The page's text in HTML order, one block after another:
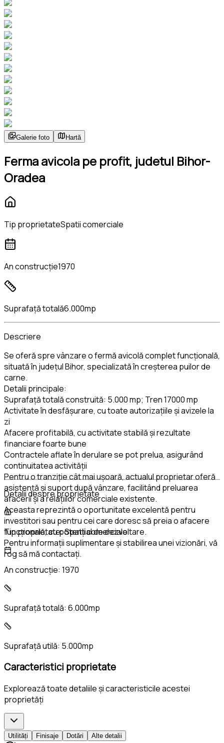
Galerie foto Hartă
Ferma avicola pe profit, judetul Bihor-
Oradea
Tip proprietateSpatii comerciale
An construcție1970
Suprafață totală6.000mp
Descriere
Se oferă spre vânzare o fermă avicolă complet funcțională,
situată în județul Bihor, specializată în creșterea puilor de
carne.
Detalii principale:
Suprafață totală construită: 5.000 mp; Tren 17000 mp
Activitate în desfășurare, cu toate autorizațiile și avizele la
zi
Afacere profitabilă, cu activitate stabilă și rezultate
financiare foarte bune
Contractele aflate în derulare se pot prelua, asigurând
continuitatea activității
Pentru o tranziție cât mai ușoară, actualul proprietar oferă
asistență și suport după vânzare, facilitând preluarea
afacerii și a relațiilor comerciale existente.
Aceasta reprezintă o oportunitate excelentă pentru
investitori sau pentru cei care doresc să preia o afacere
funcțională, cu potențial de dezvoltare.
Pentru informații suplimentare și stabilirea unei vizionări, vă
rog să mă contactați.
Detalii despre proprietate
Tip proprietate:Spatii comerciale
An construcție: 1970
Suprafață totală: 6.000mp
Suprafață utilă: 5.000mp
Caracteristici proprietate
Explorează toate detaliile și caracteristicile acestei
proprietăți
Utilități Finisaje Dotări Alte detalii